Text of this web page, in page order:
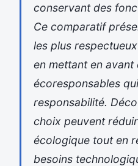
conservant des
Ce comparatif
les plus
en mettant en avant
écoresponsables
responsabilité.
choix peuvent
écologique tout en
besoins